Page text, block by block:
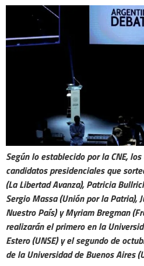
Según lo establecido por la CNE,
candidatos presidenciales que
(La Libertad Avanza), Patricia
Sergio Massa (Unión por la Patria),
Nuestro País) y Myriam Bregman
realizarán el primero en la
Estero (UNSE) y el segundo de
de la Universidad de Buenos Aires